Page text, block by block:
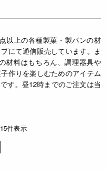
以上の各種製菓・製パンの材
にて通信販売しています。ま
材料はもちろん、調理器具や
作りを楽しむためのアイテム
す。昼12時までのご注文は当
件表示